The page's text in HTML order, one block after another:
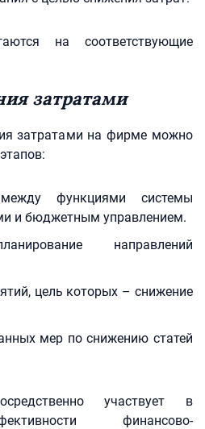
на соответствующие
затратами
затратами на фирме можно
функциями системы
и бюджетным управлением.
направлений
цель которых – снижение
мер по снижению статей
участвует в
финансово-